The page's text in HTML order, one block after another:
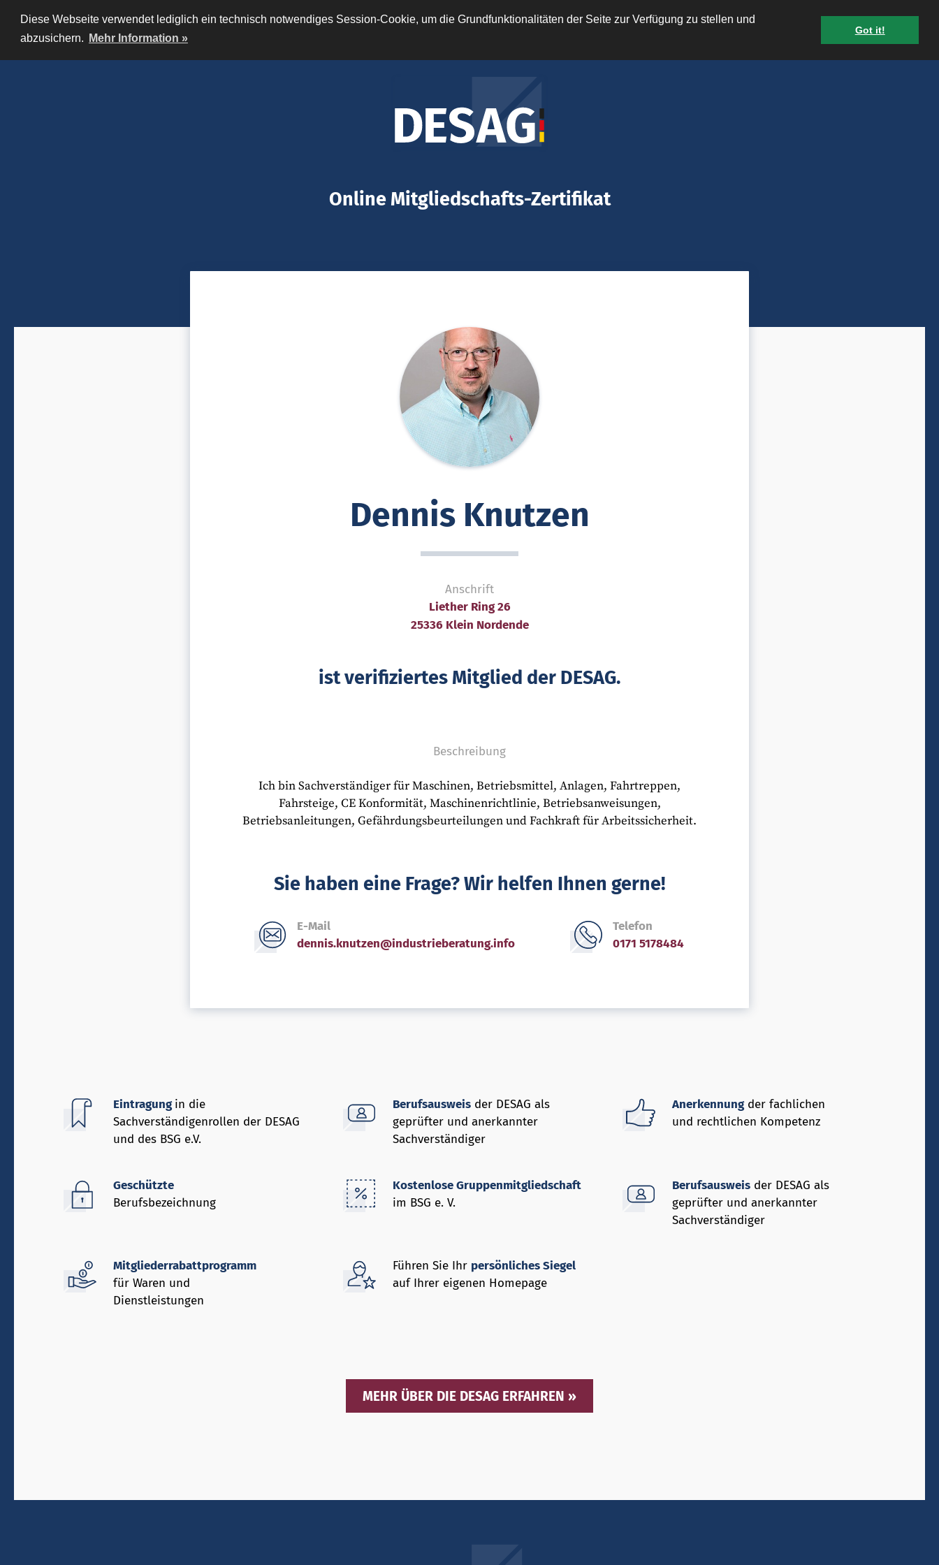
Diese Webseite verwendet lediglich ein technisch notwendiges Session-Cookie, um die Grundfunktionalitäten der Seite zur Verfügung zu stellen und
abzusichern.
Mehr Information »
Got it!
Online Mitgliedschafts-Zertifikat
Dennis Knutzen
Anschrift
Liether Ring 26
25336 Klein Nordende
ist verifiziertes Mitglied der DESAG.
Beschreibung
Ich bin Sachverständiger für Maschinen, Betriebsmittel, Anlagen, Fahrtreppen,
Fahrsteige, CE Konformität, Maschinenrichtlinie, Betriebsanweisungen,
Betriebsanleitungen, Gefährdungsbeurteilungen und Fachkraft für Arbeitssicherheit.
Sie haben eine Frage? Wir helfen Ihnen gerne!
E-Mail
dennis.knutzen@industrieberatung.info
Telefon
0171 5178484
Eintragungin die
Sachverständigenrollen der DESAG
und des BSG e.V.
Berufsausweis der DESAG als
geprüfter und anerkannter
Sachverständiger
Anerkennungder fachlichen
und rechtlichen Kompetenz
Geschützte
Berufsbezeichnung
Kostenlose Gruppenmitgliedschaft
im BSG e. V.
Berufsausweis der DESAG als
geprüfter und anerkannter
Sachverständiger
Mitgliederrabattprogramm
für Waren und
Dienstleistungen
Führen Sie Ihr persönliches Siegel
auf Ihrer eigenen Homepage
MEHR ÜBER DIE DESAG ERFAHREN »